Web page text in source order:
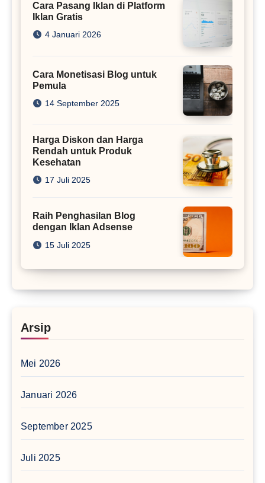
Cara Pasang Iklan di Platform
Iklan Gratis
4 Januari 2026
Cara Monetisasi Blog untuk
Pemula
14 September 2025
Harga Diskon dan Harga
Rendah untuk Produk
Kesehatan
17 Juli 2025
Raih Penghasilan Blog
dengan Iklan Adsense
15 Juli 2025
Arsip
Mei 2026
Januari 2026
September 2025
Juli 2025